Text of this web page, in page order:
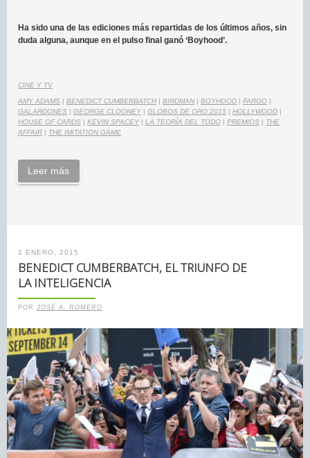
Ha sido una de las ediciones más repartidas de los últimos años, sin
duda alguna, aunque en el pulso final ganó ‘Boyhood’.
CINE Y TV
AMY ADAMS | BENEDICT CUMBERBATCH | BIRDMAN | BOYHOOD | FARGO |
GALARDONES | GEORGE CLOONEY | GLOBOS DE ORO 2015 | HOLLYWOOD |
HOUSE OF CARDS | KEVIN SPACEY | LA TEORÍA DEL TODO | PREMIOS | THE
AFFAIR | THE IMITATION GAME
Leer más
2 ENERO, 2015
BENEDICT CUMBERBATCH, EL TRIUNFO DE
LA INTELIGENCIA
POR JOSÉ A. ROMERO